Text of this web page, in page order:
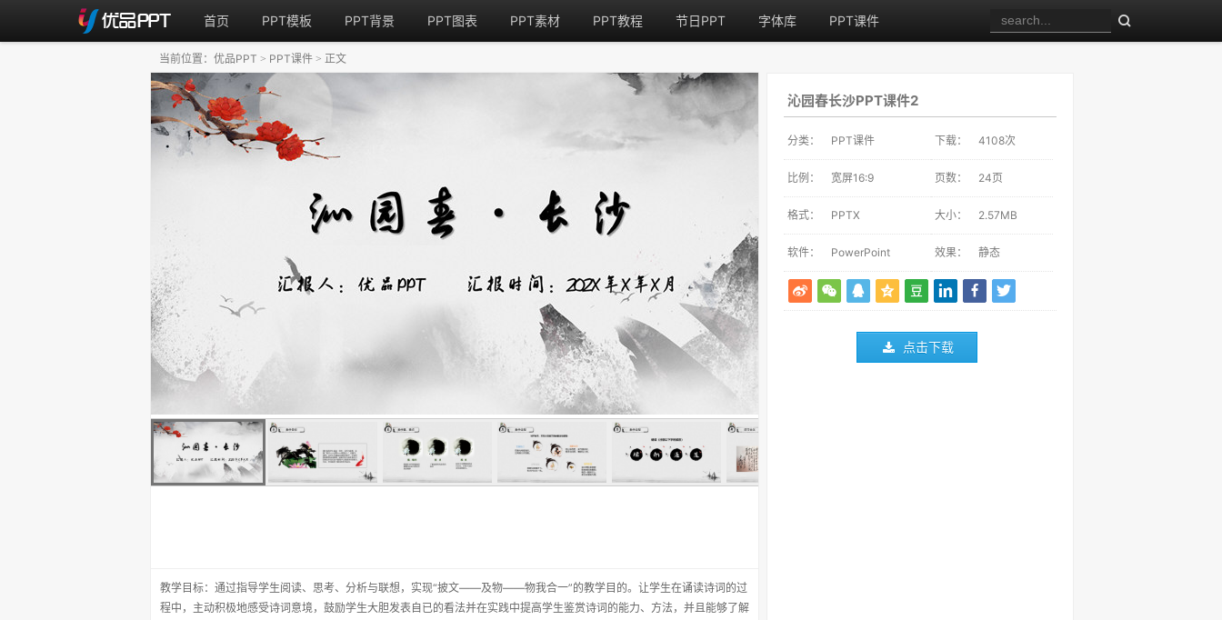
首页 PPT模板 PPT背景 PPT图表 PPT素材 PPT教程 节日PPT 字体库 PPT课件
沁园春长沙PPT课件2
分类： PPT课件 下载： 4108次
比例： 宽屏16:9 页数： 24页
格式： PPTX 大小： 2.57MB
软件： PowerPoint 效果： 静态
点击下载
教学目标：通过指导学生阅读、思考、分析与联想，实现“披文——及物——物我合一”的教学目的。让学生在诵读诗词的过
程中，主动积极地感受诗词意境，鼓励学生大胆发表自已的看法并在实践中提高学生鉴赏诗词的能力、方法，并且能够了解
当前位置： 优品PPT > PPT课件 > 正文